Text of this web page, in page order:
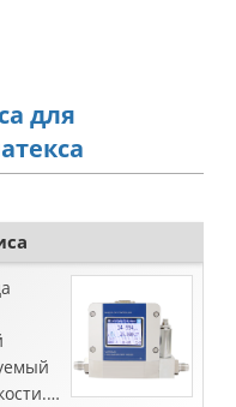
для